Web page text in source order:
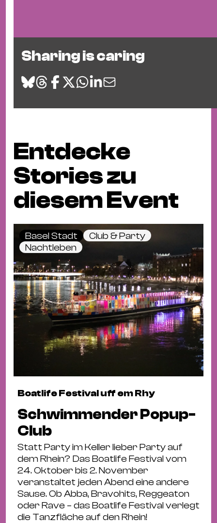
Sharing is caring
Entdecke
Stories zu
diesem Event
Basel Stadt
Club & Party
Nachtleben
Boatlife Festival uff em Rhy
Schwimmender Popup-
Club
Statt Party im Keller lieber Party auf
dem Rhein? Das Boatlife Festival vom
24. Oktober bis 2. November
veranstaltet jeden Abend eine andere
Sause. Ob Abba, Bravohits, Reggeaton
oder Rave – das Boatlife Festival verlegt
die Tanzfläche auf den Rhein!